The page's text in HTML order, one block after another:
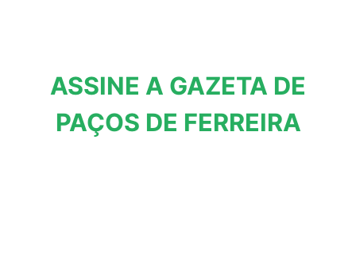
ASSINE A GAZETA DE
PAÇOS DE FERREIRA